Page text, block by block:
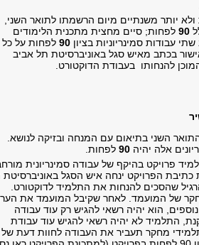
יותר משנתיים מיום הרשמתו לתואר השני,
90 לפחות; סיים מחצית מתכנית הלימודים
עבודות סמינריוניות בציון 90 לפחות על כל
בכתב מאיש סגל באוניברסיטת תל אביב
להנחותו בעבודת הדוקטורט.
28 ש"ס מקורסי התואר השני בתיאום עם המנחה ובזיקה לנושא.
אלה יהיה 90 לפחות.
פרויקט בהיקף של עבודה סמינריונית
הפרויקט ינחה איש הסגל באוניברסיטת
שהסכים להנחות את התלמיד לדוקטורט.
של המועמד. לאחר שקיבל המועמד את
הוא יהיה רשאי להגיש רק עוד עבודה
התלמיד לא יהיה רשאי להגיש עוד עבודת
מחקר תעביר את העבודה לחוות דעת של